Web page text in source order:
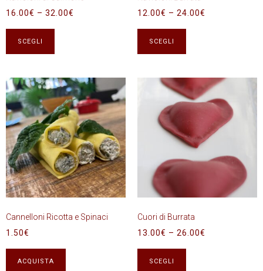
16.00€ – 32.00€
SCEGLI
12.00€ – 24.00€
SCEGLI
Cannelloni Ricotta e Spinaci
1.50€
ACQUISTA
Cuori di Burrata
13.00€ – 26.00€
SCEGLI